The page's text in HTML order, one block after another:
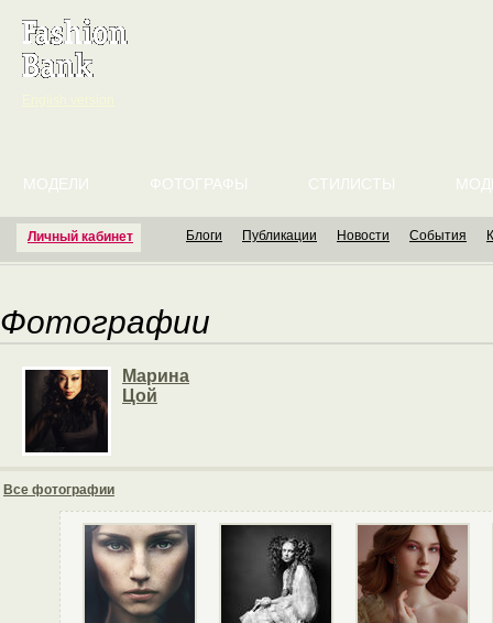
Личный кабинет
МОДЕЛИ ФОТОГРАФЫ СТИЛИСТЫ
Блоги Публикации Новости События
Фотографии
Марина
Цой
Все фотографии